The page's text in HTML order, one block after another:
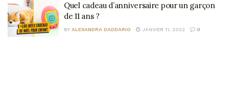
Quel cadeau d’anniversaire pour un garçon
de 11 ans ?
BY ALEXANDRA DADDARIO JANVIER 11, 2022 0